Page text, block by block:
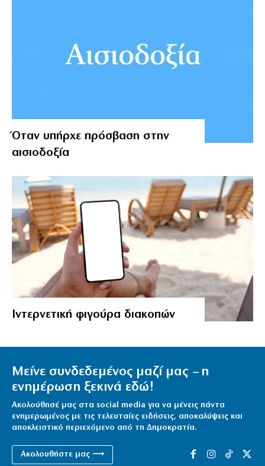
Όταν υπήρχε πρόσβαση στην
αισιοδοξία
Ιντερνετική φιγούρα διακοπών
Μείνε συνδεδεμένος μαζί μας – η
ενημέρωση ξεκινά εδώ!
Ακολούθησέ μας στα social media για να μένεις πάντα
ενημερωμένος με τις τελευταίες ειδήσεις, αποκαλύψεις και
αποκλειστικό περιεχόμενο από τη Δημοκρατία.
Ακολουθήστε μας ⟶